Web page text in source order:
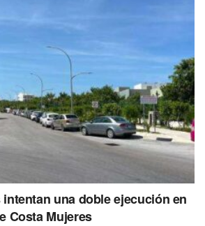
una doble ejecución en
Costa Mujeres